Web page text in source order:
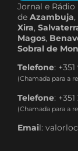
Jornal e
de Azambuja,
Xira,
Magos,
Sobral de
Telefone:
(Chamada para a
Telefone:
(Chamada para a
Email: